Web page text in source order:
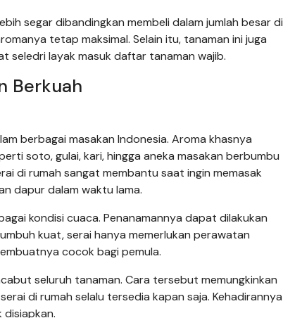
segar dibandingkan membeli dalam jumlah besar di
tetap maksimal. Selain itu, tanaman ini juga
seledri layak masuk daftar tanaman wajib.
Berkuah
berbagai masakan Indonesia. Aroma khasnya
soto, gulai, kari, hingga aneka masakan berbumbu
di rumah sangat membantu saat ingin memasak
dapur dalam waktu lama.
kondisi cuaca. Penanamannya dapat dilakukan
kuat, serai hanya memerlukan perawatan
cocok bagi pemula.
seluruh tanaman. Cara tersebut memungkinkan
di rumah selalu tersedia kapan saja. Kehadirannya